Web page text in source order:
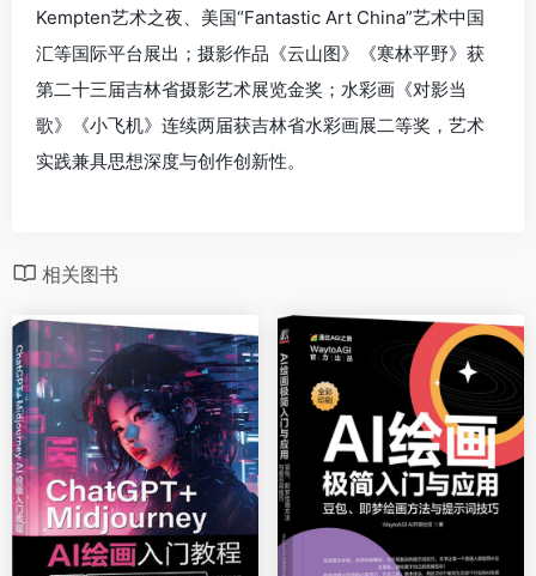
Kempten艺术之夜、美国“Fantastic Art China”艺术中国
汇等国际平台展出；摄影作品《云山图》《寒林平野》获
第二十三届吉林省摄影艺术展览金奖；水彩画《对影当
歌》《小飞机》连续两届获吉林省水彩画展二等奖，艺术
实践兼具思想深度与创作创新性。
相关图书